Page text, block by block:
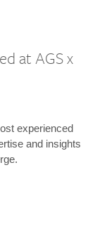
at AGS x
experienced
and insights